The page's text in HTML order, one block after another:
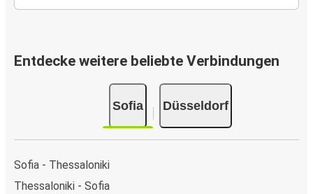
Entdecke weitere beliebte Verbindungen
Sofia Düsseldorf
Sofia - Thessaloniki
Thessaloniki - Sofia